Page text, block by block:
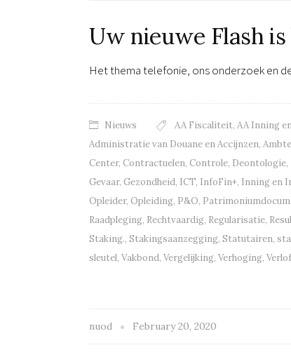
Uw nieuwe Flash
Het thema telefonie, ons onderzoek en
Nieuws AA Fiscaliteit, AA Inning
Administratie van Douane en Accijnzen,
Center, Contractuelen, Controle, Deontologie,
Gevaar, Gezondheid, ICT, InfoFin+, Inning en
Opleider, Opleiding, P&O,
Raadpleging, Rechtvaardig, Regularisatie,
Staking., Stakingsaanzegging, Statutairen,
sleutel, Vakbond, Vergelijking, Verhoging, Verlof
nuod February 20, 2020